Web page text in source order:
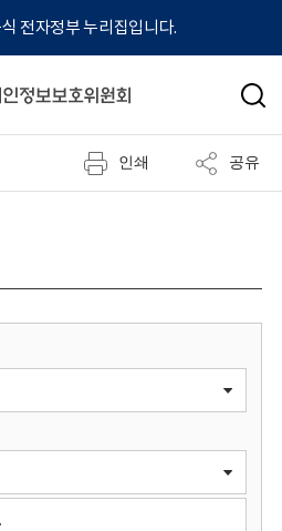
전자정부 누리집입니다.
검
인쇄 공유